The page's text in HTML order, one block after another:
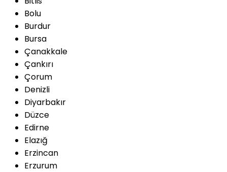
Bolu
Burdur
Bursa
Çanakkale
Çankırı
Çorum
Denizli
Diyarbakır
Düzce
Edirne
Elazığ
Erzincan
Erzurum